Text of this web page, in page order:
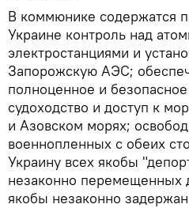
В коммюнике содержатся
Украине контроль над
электростанциями и
Запорожскую АЭС;
полноценное и
судоходство и доступ к
и Азовском морях;
военнопленных с обеих
Украину всех якобы
незаконно перемещенных
якобы незаконно